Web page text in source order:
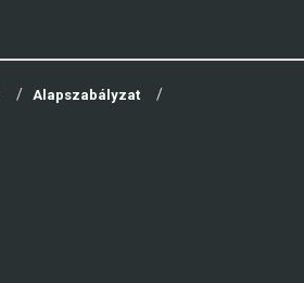
Alapszabályzat